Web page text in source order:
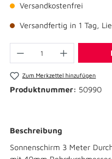
Versandkostenfrei
Versandfertig in 1 Tag,
Zum Merkzettel hinzufügen
Produktnummer: 50990
Beschreibung
Sonnenschirm 3 Meter